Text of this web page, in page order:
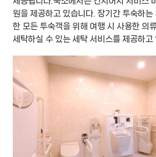
원을 제공하고 있습니다. 장기간 투숙하는
한 모든 투숙객을 위해 여행 시 사용한 의
세탁하실 수 있는 세탁 서비스를 제공하고